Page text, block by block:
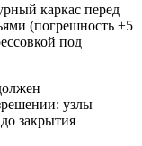
каркас перед
(погрешность ±5
под
узлы
закрытия